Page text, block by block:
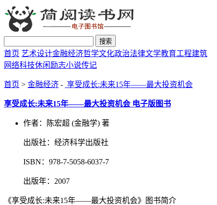
搜索
首页 艺术设计金融经济哲学文化政治法律文学教育工程建筑
网络科技休闲励志小说传记
首页 > 金融经济 - 享受成长:未来15年——最大投资机会
享受成长:未来15年——最大投资机会 电子版图书
作者：陈宏超 (金融学) 著
出版社：经济科学出版社
ISBN：978-7-5058-6037-7
出版年：2007
《享受成长:未来15年——最大投资机会》图书简介